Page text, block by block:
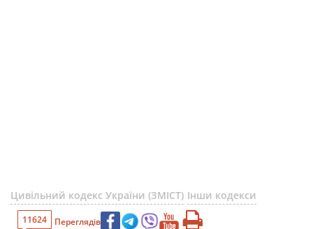
Цивільний кодекс України (ЗМІСТ) Інши кодекси
11624 Переглядів